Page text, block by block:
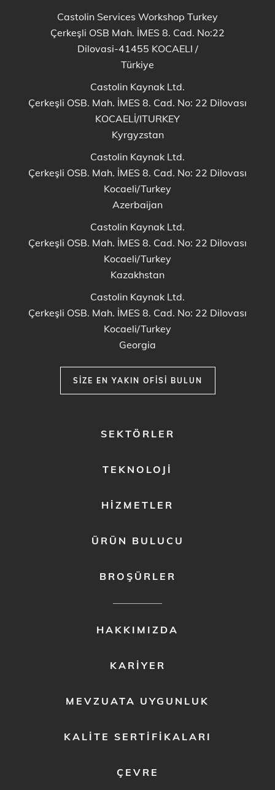
Castolin Services Workshop Turkey
Çerkeşli OSB Mah. İMES 8. Cad. No:22
Dilovasi-41455 KOCAELI /
Türkiye
Castolin Kaynak Ltd.
Çerkeşli OSB. Mah. İMES 8. Cad. No: 22 Dilovası
KOCAELİ/ITURKEY
Kyrgyzstan
Castolin Kaynak Ltd.
Çerkeşli OSB. Mah. İMES 8. Cad. No: 22 Dilovası
Kocaeli/Turkey
Azerbaijan
Castolin Kaynak Ltd.
Çerkeşli OSB. Mah. İMES 8. Cad. No: 22 Dilovası
Kocaeli/Turkey
Kazakhstan
Castolin Kaynak Ltd.
Çerkeşli OSB. Mah. İMES 8. Cad. No: 22 Dilovası
Kocaeli/Turkey
Georgia
SIZE EN YAKIN OFISI BULUN
SEKTÖRLER
TEKNOLOJI
HIZMETLER
ÜRÜN BULUCU
BROŞÜRLER
HAKKIMIZDA
KARIYER
MEVZUATA UYGUNLUK
KALITE SERTIFIKALARI
ÇEVRE